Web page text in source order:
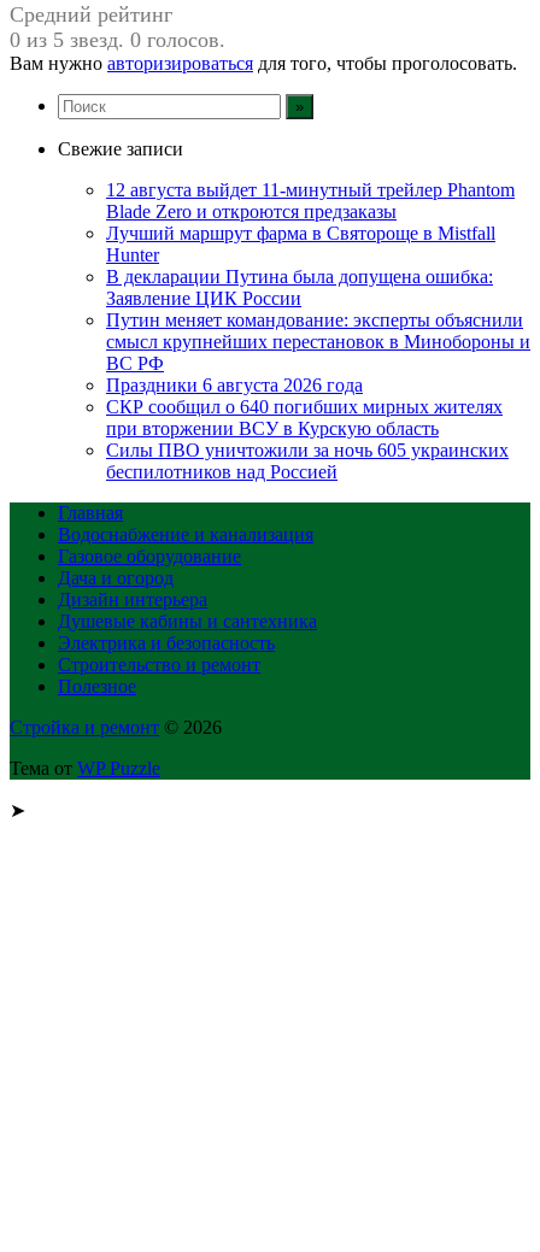
Средний рейтинг
0 из 5 звезд. 0 голосов.
Вам нужно авторизироваться для того, чтобы проголосовать.
Свежие записи
12 августа выйдет 11-минутный трейлер Phantom
Blade Zero и откроются предзаказы
Лучший маршрут фарма в Святороще в Mistfall
Hunter
В декларации Путина была допущена ошибка:
Заявление ЦИК России
Путин меняет командование: эксперты объяснили
смысл крупнейших перестановок в Минобороны и
ВС РФ
Праздники 6 августа 2026 года
СКР сообщил о 640 погибших мирных жителях
при вторжении ВСУ в Курскую область
Силы ПВО уничтожили за ночь 605 украинских
беспилотников над Россией
Главная
Водоснабжение и канализация
Газовое оборудование
Дача и огород
Дизайн интерьера
Душевые кабины и сантехника
Электрика и безопасность
Строительство и ремонт
Полезное
Стройка и ремонт © 2026
Тема от WP Puzzle
➤